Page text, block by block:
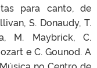
para canto, de
S. Donaudy, T.
M. Maybrick, C.
e C. Gounod. A
no Centro de